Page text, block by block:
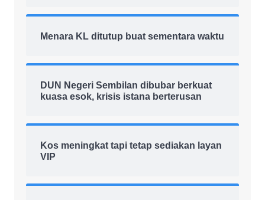
Menara KL ditutup buat sementara waktu
DUN Negeri Sembilan dibubar berkuat
kuasa esok, krisis istana berterusan
Kos meningkat tapi tetap sediakan layan
VIP